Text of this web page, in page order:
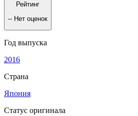
Рейтинг
-- Нет оценок
Год выпуска
2016
Страна
Япония
Статус оригинала